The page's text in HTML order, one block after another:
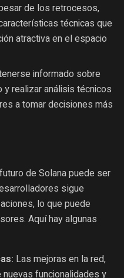
de los retrocesos,
técnicas que
atractiva en el espacio
informado sobre
realizar análisis técnicos
a tomar decisiones más
de Solana puede ser
sigue
lo que puede
Aquí hay algunas
Las mejoras en la red,
funcionalidades y